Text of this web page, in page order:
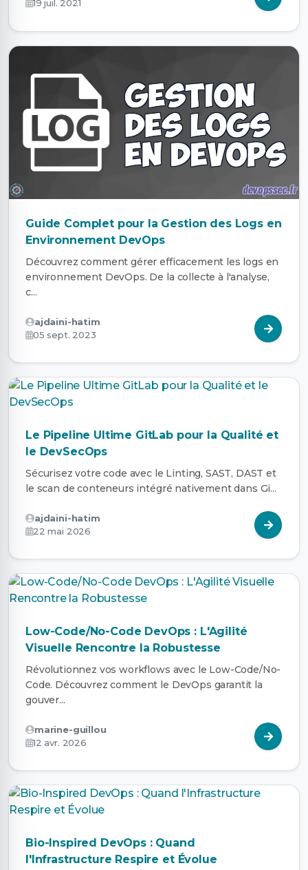
19 juil. 2021
Guide Complet pour la Gestion des Logs en
Environnement DevOps
Découvrez comment gérer efficacement les logs en
environnement DevOps. De la collecte à l'analyse,
c...
ajdaini-hatim
05 sept. 2023
Le Pipeline Ultime GitLab pour la Qualité et
le DevSecOps
Sécurisez votre code avec le Linting, SAST, DAST et
le scan de conteneurs intégré nativement dans Gi...
ajdaini-hatim
22 mai 2026
Low-Code/No-Code DevOps : L'Agilité
Visuelle Rencontre la Robustesse
Révolutionnez vos workflows avec le Low-Code/No-
Code. Découvrez comment le DevOps garantit la
gouver...
marine-guillou
12 avr. 2026
Bio-Inspired DevOps : Quand
l'Infrastructure Respire et Évolue